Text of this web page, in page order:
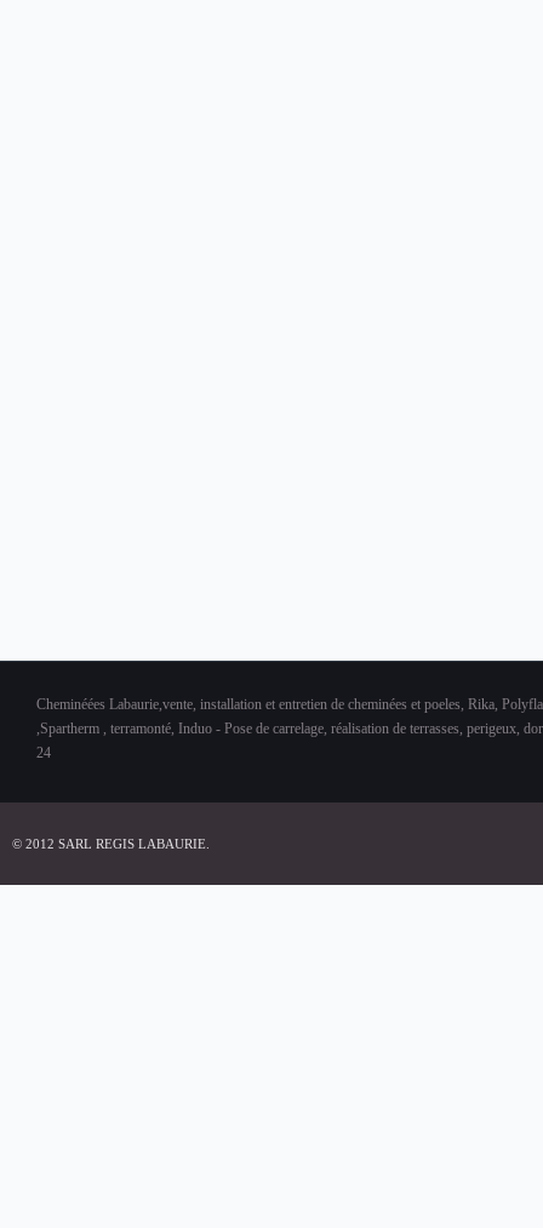
Cheminéées Labaurie,vente, installation et entretien de cheminées et poeles, Rika,
,Spartherm , terramonté, Induo - Pose de carrelage, réalisation de terrasses, perigeux,
24
© 2012 SARL REGIS LABAURIE.